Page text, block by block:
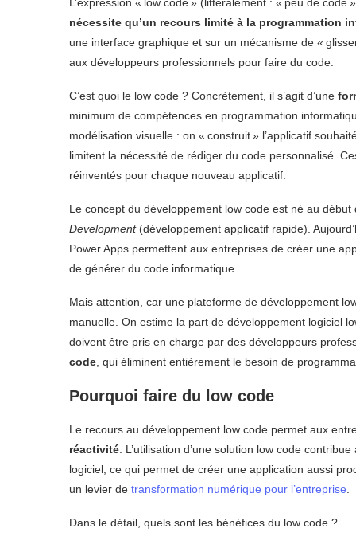
L’expression « low code » (littéralement : « peu de
nécessite qu’un recours limité à la programmation
une interface graphique et sur un mécanisme de «
aux développeurs professionnels pour faire du code.
C’est quoi le low code ? Concrètement, il s’agit d’une
minimum de compétences en programmation
modélisation visuelle : on « construit » l’applicatif
limitent la nécessité de rédiger du code personnalisé.
réinventés pour chaque nouveau applicatif.
Le concept du développement low code est né au
Development(développement applicatif rapide).
Power Apps permettent aux entreprises de créer une
de générer du code informatique.
Mais attention, car une plateforme de développement
manuelle. On estime la part de développement logiciel
doivent être pris en charge par des développeurs
code, qui éliminent entièrement le besoin de
Pourquoi faire du low code
Le recours au développement low code permet aux
réactivité. L’utilisation d’une solution low code
logiciel, ce qui permet de créer une application aussi
un levier de transformation numérique pour l’entreprise.
Dans le détail, quels sont les bénéfices du low code ?